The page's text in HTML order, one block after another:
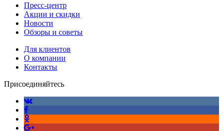
Пресс-центр
Акции и скидки
Новости
Обзоры и советы
Для клиентов
О компании
Контакты
Присоединяйтесь